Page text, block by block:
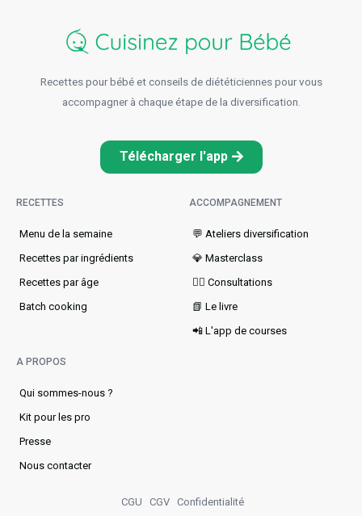
Recettes pour bébé et conseils de diététiciennes pour vous
accompagner à chaque étape de la diversification.
Télécharger l'app
RECETTES
Menu de la semaine​
Recettes par ingrédients
Recettes par âge
Batch cooking
ACCOMPAGNEMENT
💬 Ateliers diversification
💎 Masterclass
👩‍⚕️ Consultations
📗 Le livre
📲 L'app de courses
A PROPOS
Qui sommes-nous ?
Kit pour les pro
Presse
Nous contacter
CGU CGV Confidentialité